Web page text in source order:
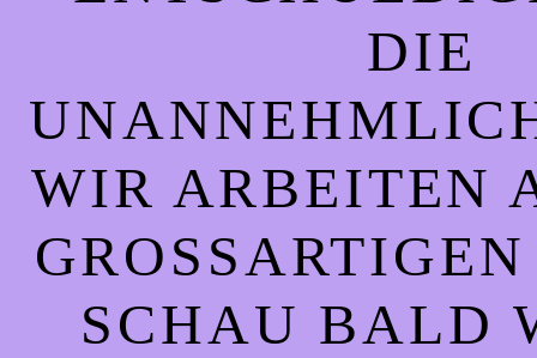
DIE
WIR ARBEITEN
GROSSARTIGEN
CHAU BALD